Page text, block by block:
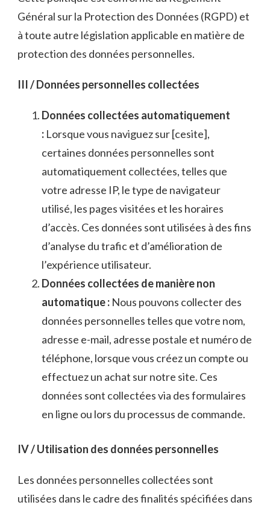
Général sur la Protection des Données (RGPD) et
à toute autre législation applicable en matière de
protection des données personnelles.
III / Données personnelles collectées
Données collectées automatiquement
: Lorsque vous naviguez sur [cesite],
certaines données personnelles sont
automatiquement collectées, telles que
votre adresse IP, le type de navigateur
utilisé, les pages visitées et les horaires
d’accès. Ces données sont utilisées à des fins
d’analyse du trafic et d’amélioration de
l’expérience utilisateur.
Données collectées de manière non
automatique : Nous pouvons collecter des
données personnelles telles que votre nom,
adresse e-mail, adresse postale et numéro de
téléphone, lorsque vous créez un compte ou
effectuez un achat sur notre site. Ces
données sont collectées via des formulaires
en ligne ou lors du processus de commande.
IV / Utilisation des données personnelles
Les données personnelles collectées sont
utilisées dans le cadre des finalités spécifiées dans